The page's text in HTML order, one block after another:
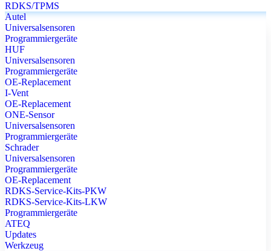
RDKS/TPMS
Autel
Universalsensoren
Programmiergeräte
HUF
Universalsensoren
Programmiergeräte
OE-Replacement
I-Vent
OE-Replacement
ONE-Sensor
Universalsensoren
Programmiergeräte
Schrader
Universalsensoren
Programmiergeräte
OE-Replacement
RDKS-Service-Kits-PKW
RDKS-Service-Kits-LKW
Programmiergeräte
ATEQ
Updates
Werkzeug